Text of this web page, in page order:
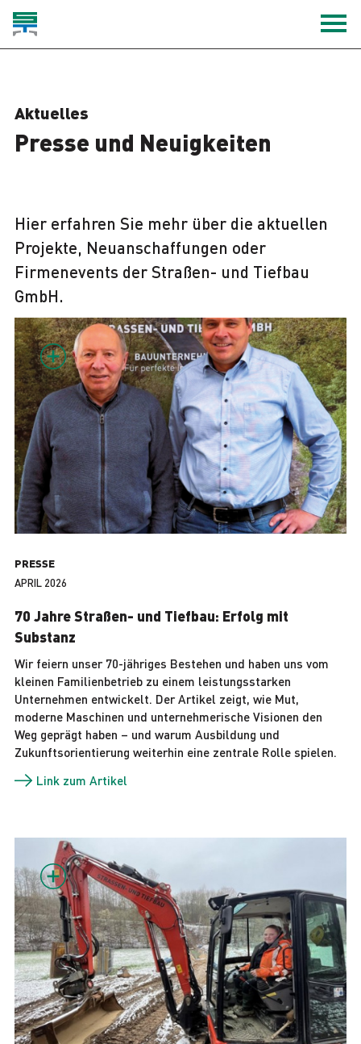
Aktuelles
Presse und Neuigkeiten
Hier erfahren Sie mehr über die aktuellen
Projekte, Neuanschaffungen oder
Firmenevents der Straßen- und Tiefbau
GmbH.
PRESSE
APRIL 2026
70 Jahre Straßen- und Tiefbau: Erfolg mit
Substanz
Wir feiern unser 70-jähriges Bestehen und haben uns vom
kleinen Familienbetrieb zu einem leistungsstarken
Unternehmen entwickelt. Der Artikel zeigt, wie Mut,
moderne Maschinen und unternehmerische Visionen den
Weg geprägt haben – und warum Ausbildung und
Zukunftsorientierung weiterhin eine zentrale Rolle spielen.
Link zum Artikel